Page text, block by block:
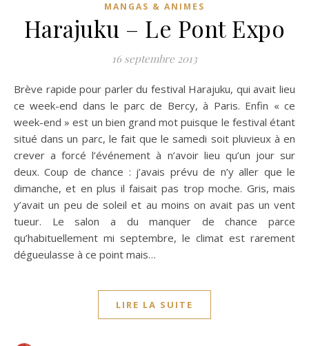
MANGAS & ANIMES
Harajuku – Le Pont Expo
16 septembre 2013
Brève rapide pour parler du festival Harajuku, qui avait lieu
ce week-end dans le parc de Bercy, à Paris. Enfin « ce
week-end » est un bien grand mot puisque le festival étant
situé dans un parc, le fait que le samedi soit pluvieux à en
crever a forcé l’événement à n’avoir lieu qu’un jour sur
deux. Coup de chance : j’avais prévu de n’y aller que le
dimanche, et en plus il faisait pas trop moche. Gris, mais
y’avait un peu de soleil et au moins on avait pas un vent
tueur. Le salon a du manquer de chance parce
qu’habituellement mi septembre, le climat est rarement
dégueulasse à ce point mais…
LIRE LA SUITE